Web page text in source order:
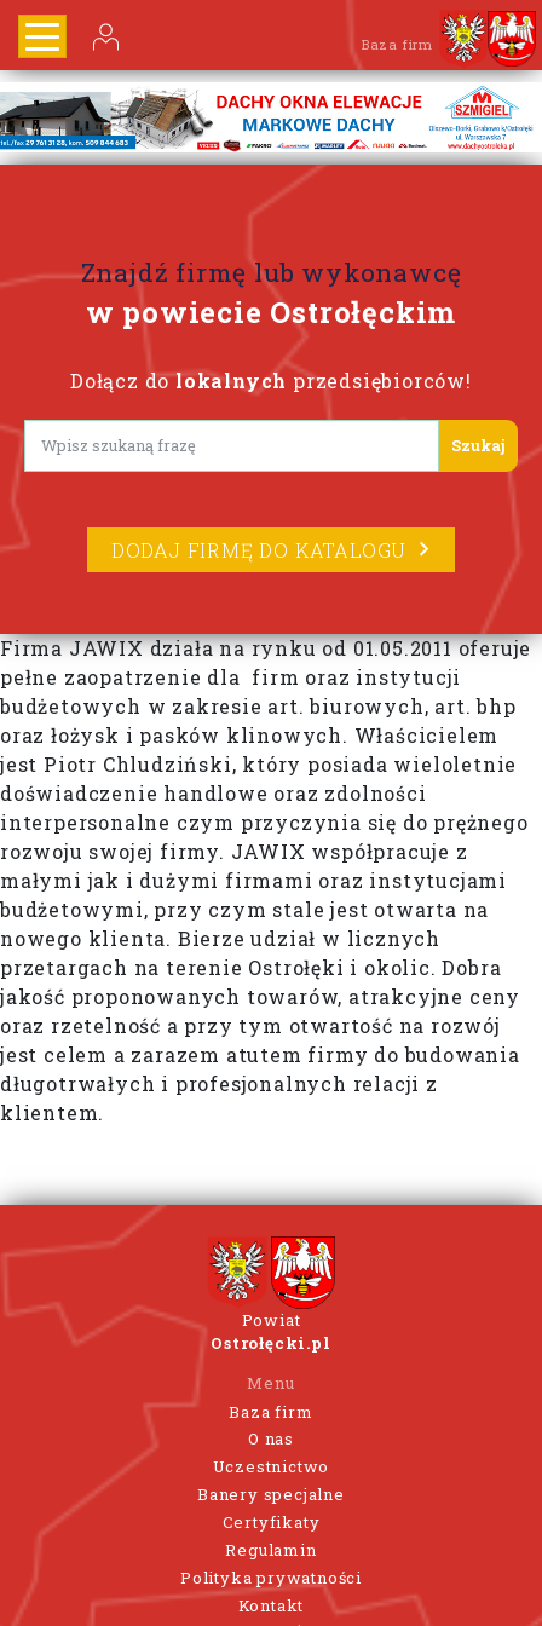
Baza firm
Znajdź firmę lub wykonawcę
w powiecie Ostrołęckim
Dołącz dolokalnych przedsiębiorców!
Lorem ipsum
DODAJ FIRMĘ DO KATALOGU
Firma JAWIX działa na rynku od 01.05.2011 oferuje
pełne zaopatrzenie dla firm oraz instytucji
budżetowych w zakresie art. biurowych, art. bhp
oraz łożysk i pasków klinowych. Właścicielem
jest Piotr Chludziński, który posiada wieloletnie
doświadczenie handlowe oraz zdolności
interpersonalne czym przyczynia się do prężnego
rozwoju swojej firmy. JAWIX współpracuje z
małymi jak i dużymi firmami oraz instytucjami
budżetowymi, przy czym stale jest otwarta na
nowego klienta. Bierze udział w licznych
przetargach na terenie Ostrołęki i okolic. Dobra
jakość proponowanych towarów, atrakcyjne ceny
oraz rzetelność a przy tym otwartość na rozwój
jest celem a zarazem atutem firmy do budowania
długotrwałych i profesjonalnych relacji z
klientem.
Powiat
Ostrołęcki.pl
Menu
Baza firm
O nas
Uczestnictwo
Banery specjalne
Certyfikaty
Regulamin
Polityka prywatności
Kontakt